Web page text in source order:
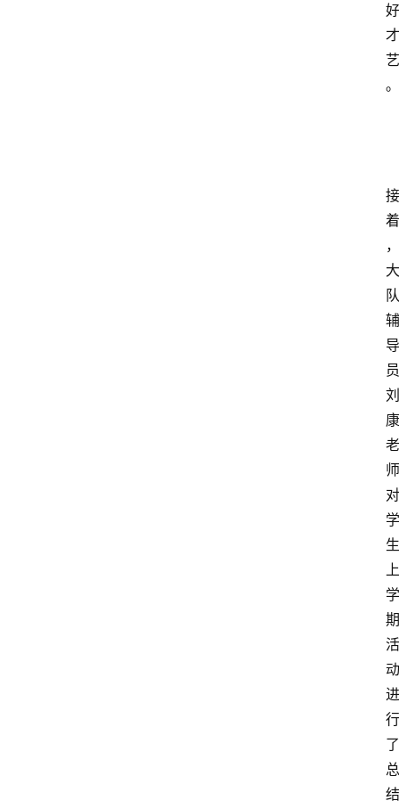
好
才
艺
。
接
着
，
大
队
辅
导
员
刘
康
老
师
对
学
生
上
学
期
活
动
进
行
了
总
结